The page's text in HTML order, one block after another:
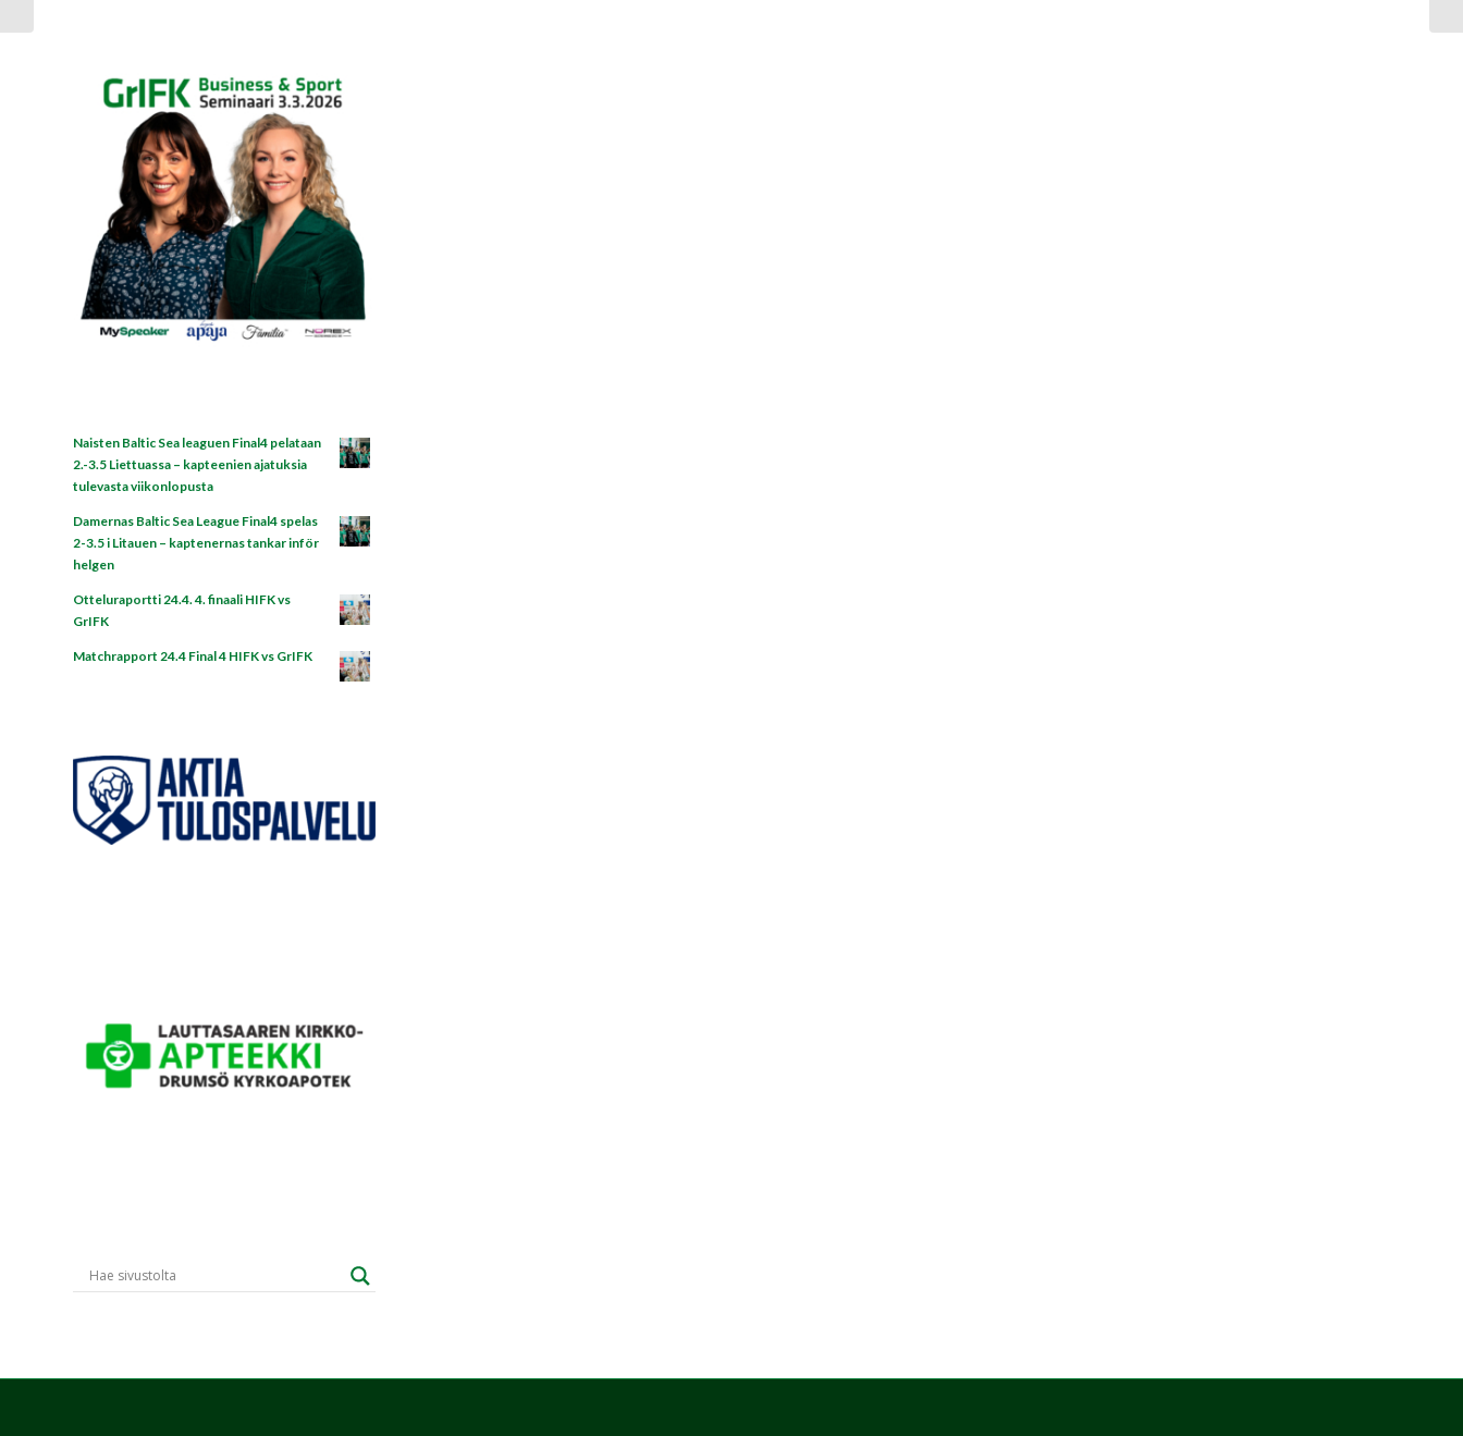
Naisten Baltic Sea leaguen Final4 pelataan
2.-3.5 Liettuassa – kapteenien ajatuksia
tulevasta viikonlopusta
Damernas Baltic Sea League Final4 spelas
2-3.5 i Litauen – kaptenernas tankar inför
helgen
Otteluraportti 24.4. 4. finaali HIFK vs
GrIFK
Matchrapport 24.4 Final 4 HIFK vs GrIFK